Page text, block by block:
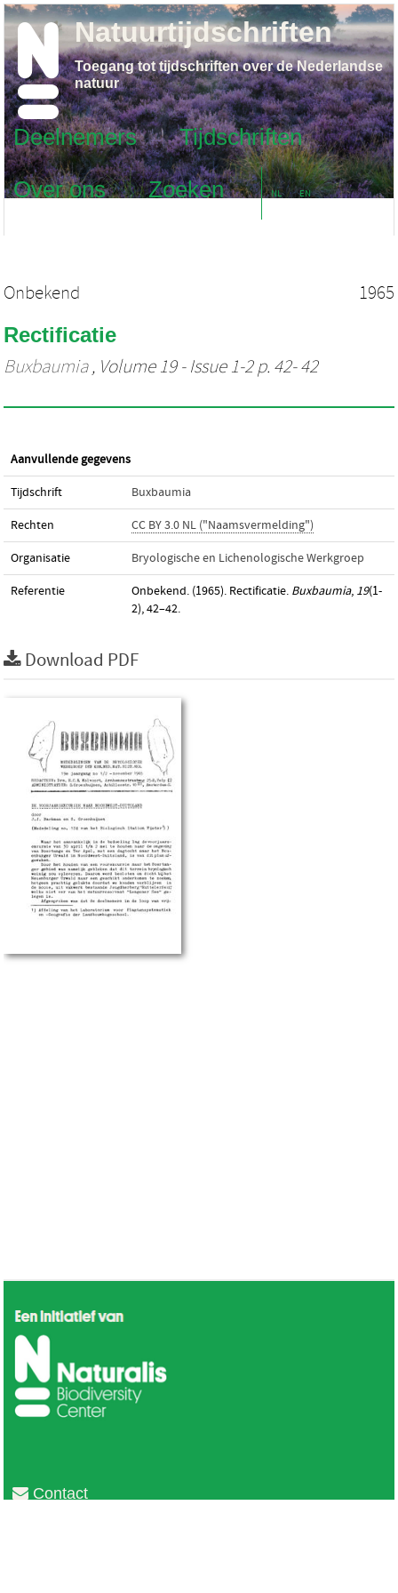
Deelnemers
Tijdschriften
Over ons
Zoeken NL EN
Natuurtijdschriften
Toegang tot tijdschriften over de Nederlandse
natuur
Onbekend 1965
Rectificatie
Buxbaumia, Volume 19 - Issue 1-2 p. 42- 42
Aanvullende gegevens
Tijdschrift Buxbaumia
Rechten CC BY 3.0 NL ("Naamsvermelding")
Organisatie Bryologische en Lichenologische Werkgroep
Referentie Onbekend. (1965). Rectificatie. Buxbaumia, 19(1-
2), 42–42.
Download PDF
Contact